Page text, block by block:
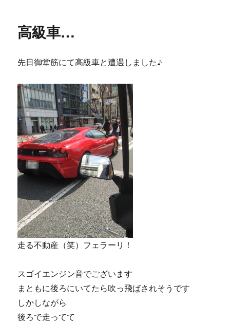
高級車…
先日御堂筋にて高級車と遭遇しました♪
走る不動産（笑）フェラーリ！
スゴイエンジン音でございます
まともに後ろにいてたら吹っ飛ばされそうです
しかしながら
後ろで走ってて